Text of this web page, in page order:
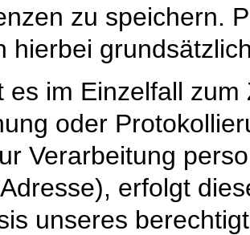
zu speichern.
hierbei
es im Einzelfall
oder
Verarbeitung
erfolgt
unseres